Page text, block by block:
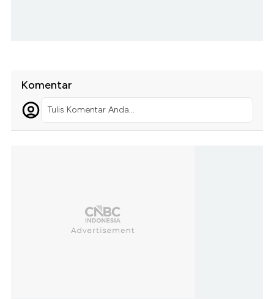
Komentar
Tulis Komentar Anda...